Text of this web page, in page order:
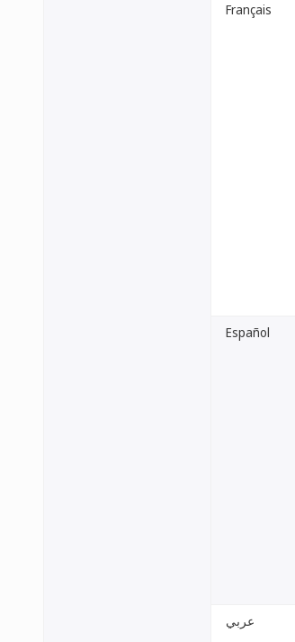
Français
Español
عربي